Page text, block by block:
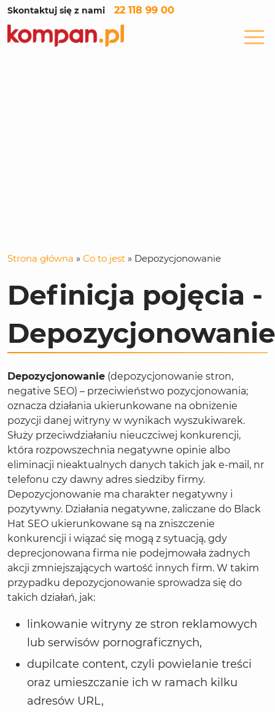
Skontaktuj się z nami 22 118 99 00
Strona główna » Co to jest » Depozycjonowanie
Definicja pojęcia -
Depozycjonowanie
Depozycjonowanie (depozycjonowanie stron,
negative SEO) – przeciwieństwo pozycjonowania;
oznacza działania ukierunkowane na obniżenie
pozycji danej witryny w wynikach wyszukiwarek.
Służy przeciwdziałaniu nieuczciwej konkurencji,
która rozpowszechnia negatywne opinie albo
eliminacji nieaktualnych danych takich jak e-mail, nr
telefonu czy dawny adres siedziby firmy.
Depozycjonowanie ma charakter negatywny i
pozytywny. Działania negatywne, zaliczane do Black
Hat SEO ukierunkowane są na zniszczenie
konkurencji i wiązać się mogą z sytuacją, gdy
deprecjonowana firma nie podejmowała żadnych
akcji zmniejszających wartość innych firm. W takim
przypadku depozycjonowanie sprowadza się do
takich działań, jak:
linkowanie witryny ze stron reklamowych
lub serwisów pornograficznych,
dupilcate content, czyli powielanie treści
oraz umieszczanie ich w ramach kilku
adresów URL,